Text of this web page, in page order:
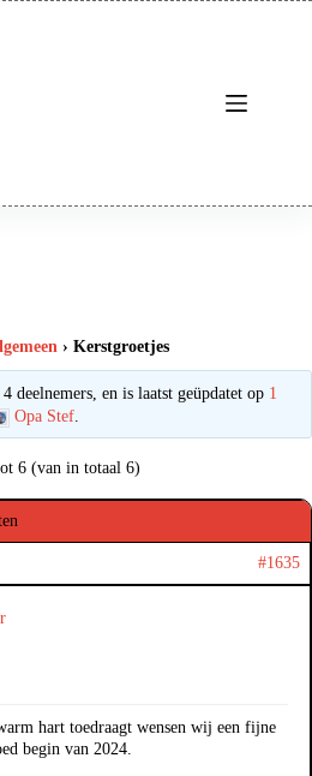
› Kerstgroetjes
deelnemers, en is laatst geüpdatet op 1
Opa Stef.
6 (van in totaal 6)
#1635
hart toedraagt wensen wij een fijne
begin van 2024.